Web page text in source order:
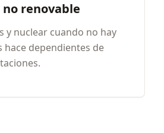
renovable
y nuclear cuando no hay
hace dependientes de